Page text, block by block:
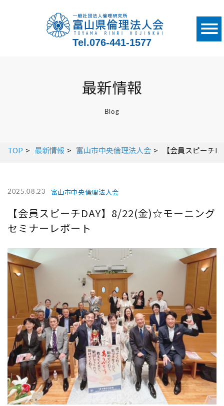
Tel.076-441-1577
最新情報
Blog
TOP 最新情報 富山市中央倫理法人会 【会員スピーチ
2025.08.23 富山市中央倫理法人会
【会員スピーチDAY】8/22(金)☆モーニング
セミナーレポート